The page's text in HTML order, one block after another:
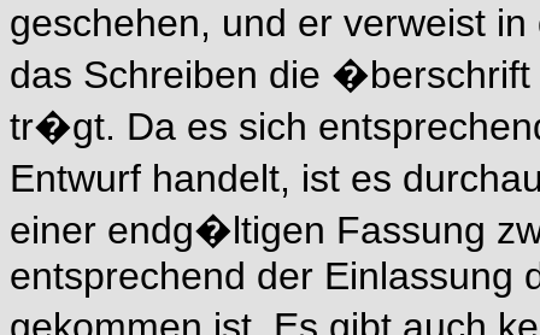
geschehen, und er verweist
das Schreiben die
tr�gt. Da es sich
Entwurf handelt, ist es
einer endg�ltigen Fassung
entsprechend der Einlassung